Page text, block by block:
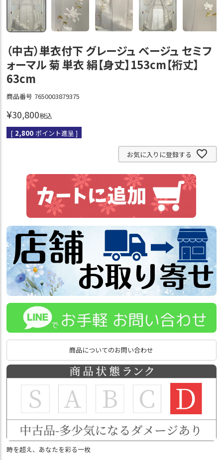
（中古）単衣付下 グレージュ ベージュ セミフ
ォーマル 菊 単衣 絹【身丈】153cm【裄丈】
63cm
商品番号 7650003879375
¥30,800税込
[ 2,800 ポイント進呈 ]
お気に入りに登録する
商品についてのお問い合わせ
時を超え、あなたを彩る一枚